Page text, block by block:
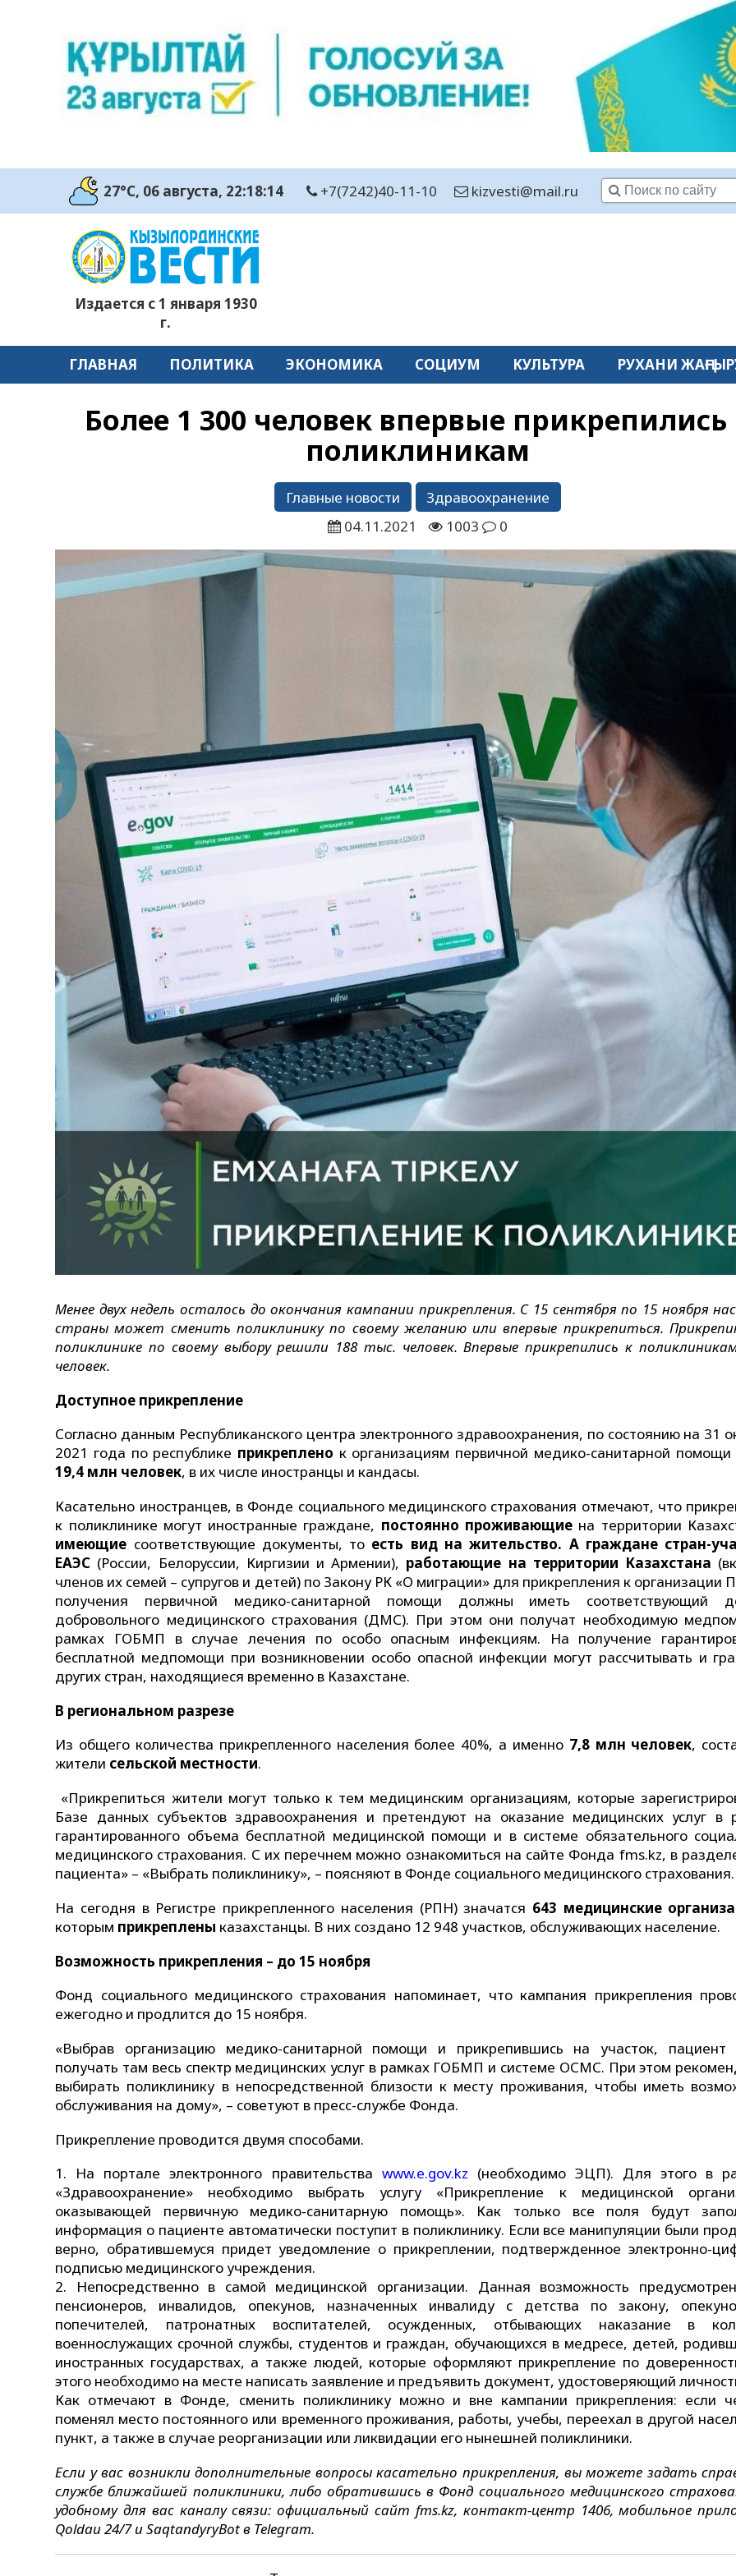
27°C, 06 августа, 22:18:15 +7(7242)40-11-10 kizvesti@mail.ru
Издается с 1 января 1930
г.
ГЛАВНАЯ ПОЛИТИКА ЭКОНОМИКА СОЦИУМ КУЛЬТУРА РУХАНИ
Более 1 300 человек впервые прикрепились
поликлиникам
Главные новости
Здравоохранение
04.11.2021
1003 0
Менее двух недель осталось до окончания кампании прикрепления. С 15 сентября по 15 ноября
страны может сменить поликлинику по своему желанию или впервые прикрепиться.
поликлинике по своему выбору решили 188 тыс. человек. Впервые прикрепились к
человек.
Доступное прикрепление
Согласно данным Республиканского центра электронного здравоохранения, по состоянию на 31
2021 года по республике прикреплено к организациям первичной медико-санитарной помощи
19,4 млн человек, в их числе иностранцы и кандасы.
Касательно иностранцев, в Фонде социального медицинского страхования отмечают, что
к поликлинике могут иностранные граждане, постоянно проживающие на территории
имеющие соответствующие документы, то есть вид на жительство. А граждане стран-
ЕАЭС (России, Белоруссии, Киргизии и Армении), работающие на территории Казахстана
членов их семей – супругов и детей) по Закону РК «О миграции» для прикрепления к организации
получения первичной медико-санитарной помощи должны иметь соответствующий
добровольного медицинского страхования (ДМС). При этом они получат необходимую
рамках ГОБМП в случае лечения по особо опасным инфекциям. На получение
бесплатной медпомощи при возникновении особо опасной инфекции могут рассчитывать и
других стран, находящиеся временно в Казахстане.
В региональном разрезе
Из общего количества прикрепленного населения более 40%, а именно 7,8 млн человек,
жители сельской местности.
«Прикрепиться жители могут только к тем медицинским организациям, которые
Базе данных субъектов здравоохранения и претендуют на оказание медицинских услуг в
гарантированного объема бесплатной медицинской помощи и в системе обязательного
медицинского страхования. С их перечнем можно ознакомиться на сайте Фонда fms.kz, в
пациента» – «Выбрать поликлинику», – поясняют в Фонде социального медицинского страхования.
На сегодня в Регистре прикрепленного населения (РПН) значатся 643 медицинские
которым прикреплены казахстанцы. В них создано 12 948 участков, обслуживающих население.
Возможность прикрепления – до 15 ноября
Фонд социального медицинского страхования напоминает, что кампания прикрепления
ежегодно и продлится до 15 ноября.
«Выбрав организацию медико-санитарной помощи и прикрепившись на участок, пациент
получать там весь спектр медицинских услуг в рамках ГОБМП и системе ОСМС. При этом
выбирать поликлинику в непосредственной близости к месту проживания, чтобы иметь
обслуживания на дому», – советуют в пресс-службе Фонда.
Прикрепление проводится двумя способами.
На портале электронного правительства www.e.gov.kz (необходимо ЭЦП). Для этого в
«Здравоохранение» необходимо выбрать услугу «Прикрепление к медицинской
оказывающей первичную медико-санитарную помощь». Как только все поля будут
информация о пациенте автоматически поступит в поликлинику. Если все манипуляции были
верно, обратившемуся придет уведомление о прикреплении, подтвержденное электронно-
подписью медицинского учреждения.
Непосредственно в самой медицинской организации. Данная возможность
пенсионеров, инвалидов, опекунов, назначенных инвалиду с детства по закону,
попечителей, патронатных воспитателей, осужденных, отбывающих наказание в
военнослужащих срочной службы, студентов и граждан, обучающихся в медресе, детей,
иностранных государствах, а также людей, которые оформляют прикрепление по
этого необходимо на месте написать заявление и предъявить документ, удостоверяющий
Как отмечают в Фонде, сменить поликлинику можно и вне кампании прикрепления: если
поменял место постоянного или временного проживания, работы, учебы, переехал в другой
пункт, а также в случае реорганизации или ликвидации его нынешней поликлиники.
Если у вас возникли дополнительные вопросы касательно прикрепления, вы можете задать
службе ближайшей поликлиники, либо обратившись в Фонд социального медицинского
удобному для вас каналу связи: официальный сайт fms.kz, контакт-центр 1406, мобильное
Qoldau 24/7 и SaqtandyryBot в Telegram.